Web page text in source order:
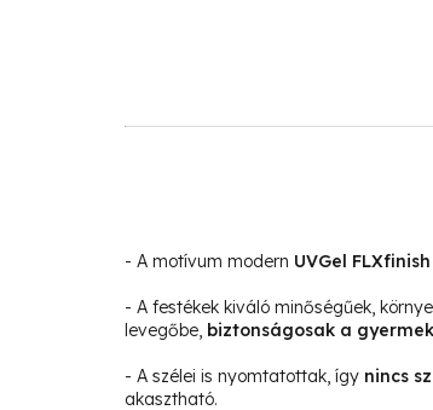
- A motívum modern UVGel FLXfinish
- A festékek kiváló minőségűek,
levegőbe, biztonságosak a
- A szélei is nyomtatottak, így nincs
akasztható.